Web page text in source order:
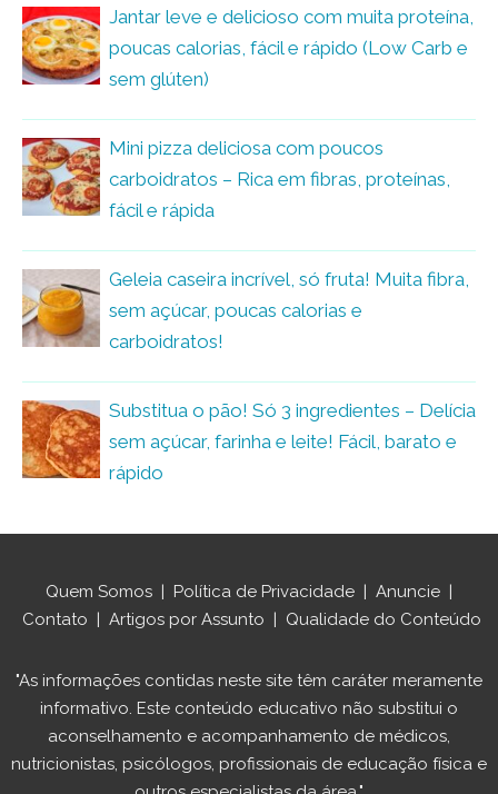
Jantar leve e delicioso com muita proteína,
poucas calorias, fácil e rápido (Low Carb e
sem glúten)
Mini pizza deliciosa com poucos
carboidratos – Rica em fibras, proteínas,
fácil e rápida
Geleia caseira incrível, só fruta! Muita fibra,
sem açúcar, poucas calorias e
carboidratos!
Substitua o pão! Só 3 ingredientes – Delícia
sem açúcar, farinha e leite! Fácil, barato e
rápido
Quem Somos | Política de Privacidade | Anuncie |
Contato | Artigos por Assunto | Qualidade do Conteúdo
"As informações contidas neste site têm caráter meramente
informativo. Este conteúdo educativo não substitui o
aconselhamento e acompanhamento de médicos,
nutricionistas, psicólogos, profissionais de educação física e